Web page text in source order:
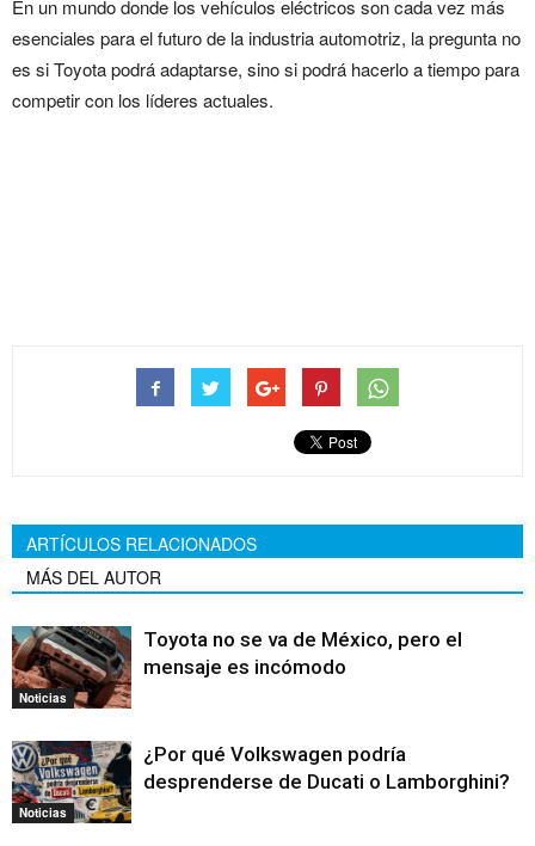
En un mundo donde los vehículos eléctricos son cada vez más
esenciales para el futuro de la industria automotriz, la pregunta no
es si Toyota podrá adaptarse, sino si podrá hacerlo a tiempo para
competir con los líderes actuales.
ARTÍCULOS RELACIONADOS
MÁS DEL AUTOR
Noticias
Toyota no se va de México, pero el
mensaje es incómodo
Noticias
¿Por qué Volkswagen podría
desprenderse de Ducati o Lamborghini?